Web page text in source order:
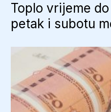
Toplo vrijeme
petak i subotu